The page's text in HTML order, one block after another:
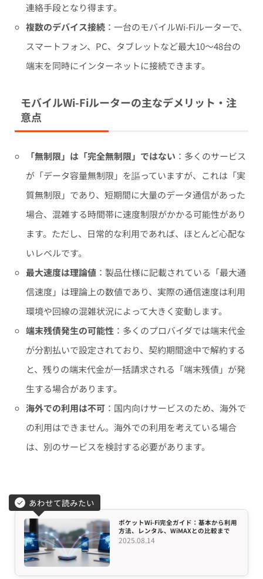
連絡手段となり得ます。
複数のデバイス接続 ：一台のモバイルWi-Fiルーターで、
スマートフォン、PC、タブレットなど最大10〜48台の
端末を同時にインターネットに接続できます。
モバイルWi-Fiルーターの主なデメリット・注
意点
「無制限」は「完全無制限」ではない ：多くのサービス
が「データ容量無制限」を謳っていますが、これは「実
質無制限」であり、短期間に大量のデータ通信があった
場合、混雑する時間帯に速度制限がかかる可能性があり
ます。ただし、日常的な利用であれば、ほとんど心配な
いレベルです。
最大速度は理論値 ：製品仕様に記載されている「最大通
信速度」は理論上の数値であり、実際の通信速度は利用
環境や回線の混雑状況によって大きく変動します。
端末残債発生の可能性 ：多くのプロバイダでは端末代金
が分割払いで設定されており、契約期間途中で解約する
と、残りの端末代金が一括請求される「端末残債」が発
生する場合があります。
海外での利用は不可 ：国内向けサービスのため、海外で
の利用はできません。海外での利用を考えている場合
は、別のサービスを検討する必要があります。
あわせて読みたい
ポケットWi-Fi完全ガイド：基本から利用
方法、レンタル、WiMAXとの比較まで
2025.08.14